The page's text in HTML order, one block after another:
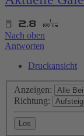
Nach oben
Antworten
Druckansicht
Anzeigen:
Richtung: